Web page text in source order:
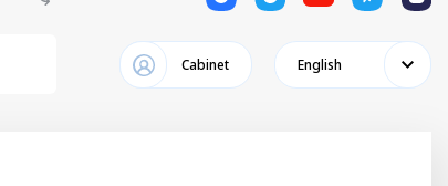
Cabinet English